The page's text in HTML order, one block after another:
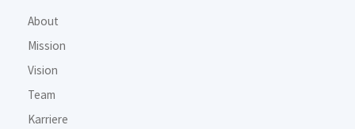
About
Mission
Vision
Team
Karriere